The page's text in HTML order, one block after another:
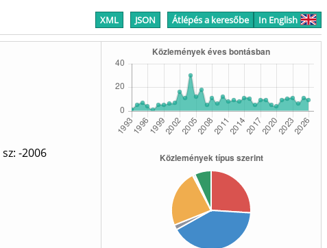
XML JSON Átlépés a keresőbe In English
sz: -2006